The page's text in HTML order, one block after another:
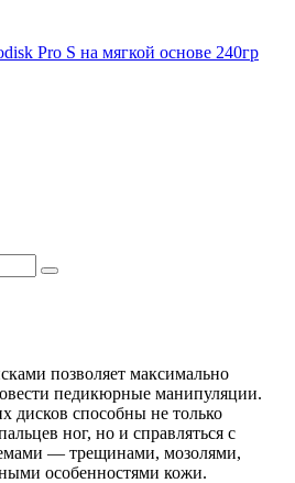
позволяет максимально
педикюрные манипуляции.
дисков способны не только
ног, но и справляться с
— трещинами, мозолями,
особенностями кожи.